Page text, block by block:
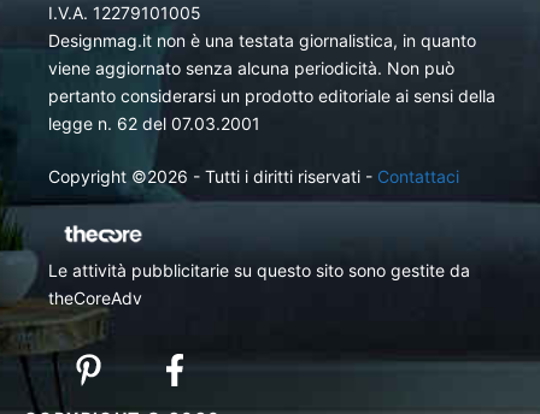
I.V.A. 12279101005
Designmag.it non è una testata giornalistica, in quanto
viene aggiornato senza alcuna periodicità. Non può
pertanto considerarsi un prodotto editoriale ai sensi della
legge n. 62 del 07.03.2001
Copyright ©2026 - Tutti i diritti riservati - Contattaci
Le attività pubblicitarie su questo sito sono gestite da
theCoreAdv